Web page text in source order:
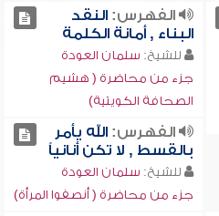
الفهرس:النقد
البناء , أمانة الكلمة
للشيخ: سلمان العودة
جزء من محاضرة ( هشيم
الصحافة الكويتية)
الفهرس:الله يأمر
بالقسط , لا تكن أنانياً
للشيخ: سلمان العودة
جزء من محاضرة ( أنصفوا المرأة)